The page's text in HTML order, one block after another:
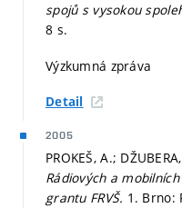
spojů s vysokou
8 s.
Výzkumná zpráva
Detail
2005
PROKEŠ, A.;
Rádiových a
grantu FRVŠ. 1. Brno: